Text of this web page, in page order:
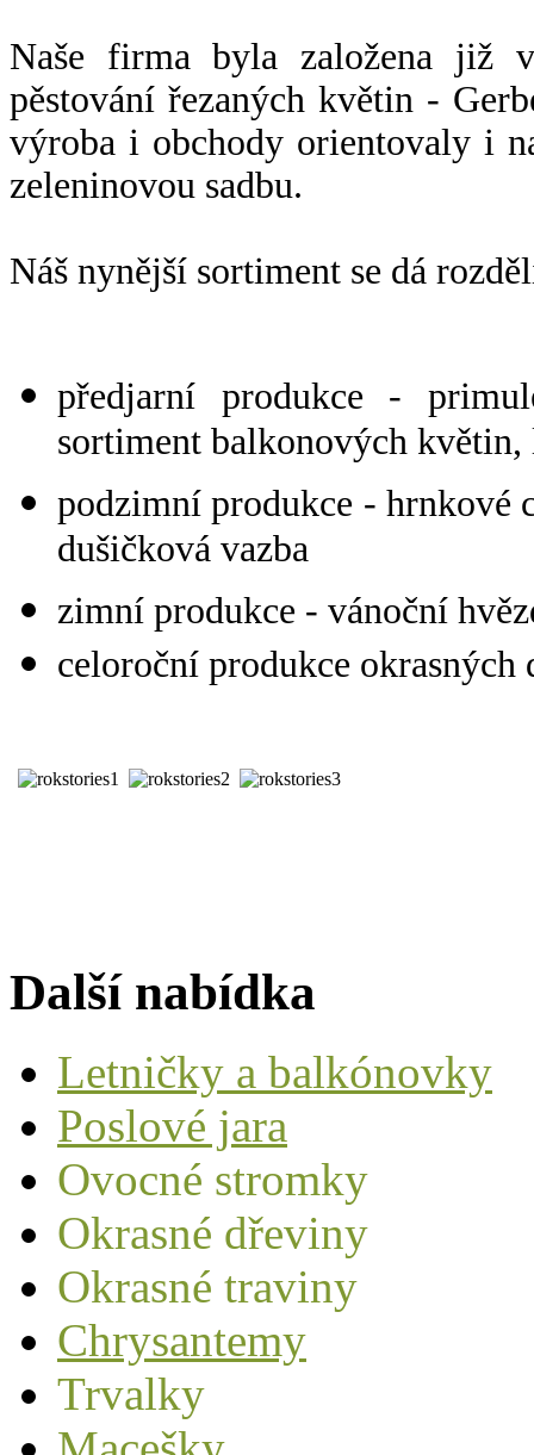
Naše firma byla založena již
pěstování řezaných květin -
výroba i obchody orientovaly i
zeleninovou sadbu.
Náš nynější sortiment se dá
předjarní produkce -
sortiment balkonových
podzimní produkce - hrnkové
dušičková vazba
zimní produkce - vánoční
celoroční produkce okrasných
Další nabídka
Letničky a balkónovky
Poslové jara
Ovocné stromky
Okrasné dřeviny
Okrasné traviny
Chrysantemy
Trvalky